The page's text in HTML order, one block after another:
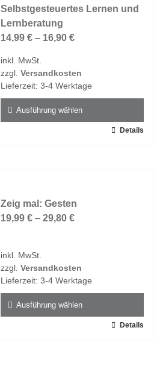
auf.
Die
Optionen
auf
der
gewählt
werden
Selbstgesteuertes Lernen und
Lernberatung
14,99 € – 16,90 €
inkl. MwSt.
zzgl. Versandkosten
Lieferzeit: 3-4 Werktage
Ausführung wählen
auf.
Die
auf
der
gewählt
werden
Details
Zeig mal: Gesten
19,99 € – 29,80 €
inkl. MwSt.
zzgl. Versandkosten
Lieferzeit: 3-4 Werktage
Ausführung wählen
Details